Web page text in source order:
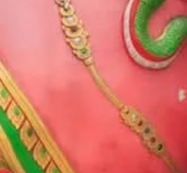
ア
モンテネグロ
ア
ボスニア・ヘルツ